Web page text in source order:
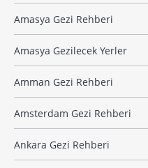
Amasya Gezi Rehberi
Amasya Gezilecek Yerler
Amman Gezi Rehberi
Amsterdam Gezi Rehberi
Ankara Gezi Rehberi